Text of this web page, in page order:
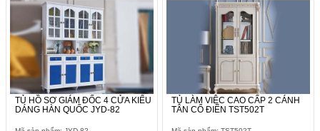
TỦ HỒ SƠ GIÁM ĐỐC 4 CỬA KIỂU
DÁNG HÀN QUỐC JYD-82
TỦ LÀM VIỆC CAO CẤP 2 CÁNH
TÂN CỔ ĐIỂN TST502T